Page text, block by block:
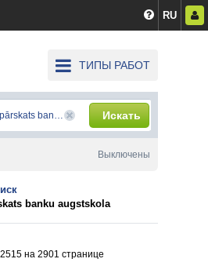
RU
ТИПЫ РАБОТ
Искать
banku augstskola
на 2901 странице
Выключены